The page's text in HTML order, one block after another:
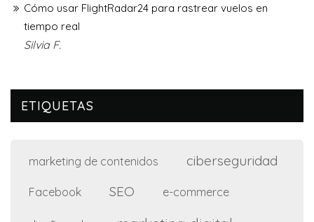
Cómo usar FlightRadar24 para rastrear vuelos en
tiempo real
Silvia F.
ETIQUETAS
marketing de contenidos ciberseguridad
Facebook SEO e-commerce